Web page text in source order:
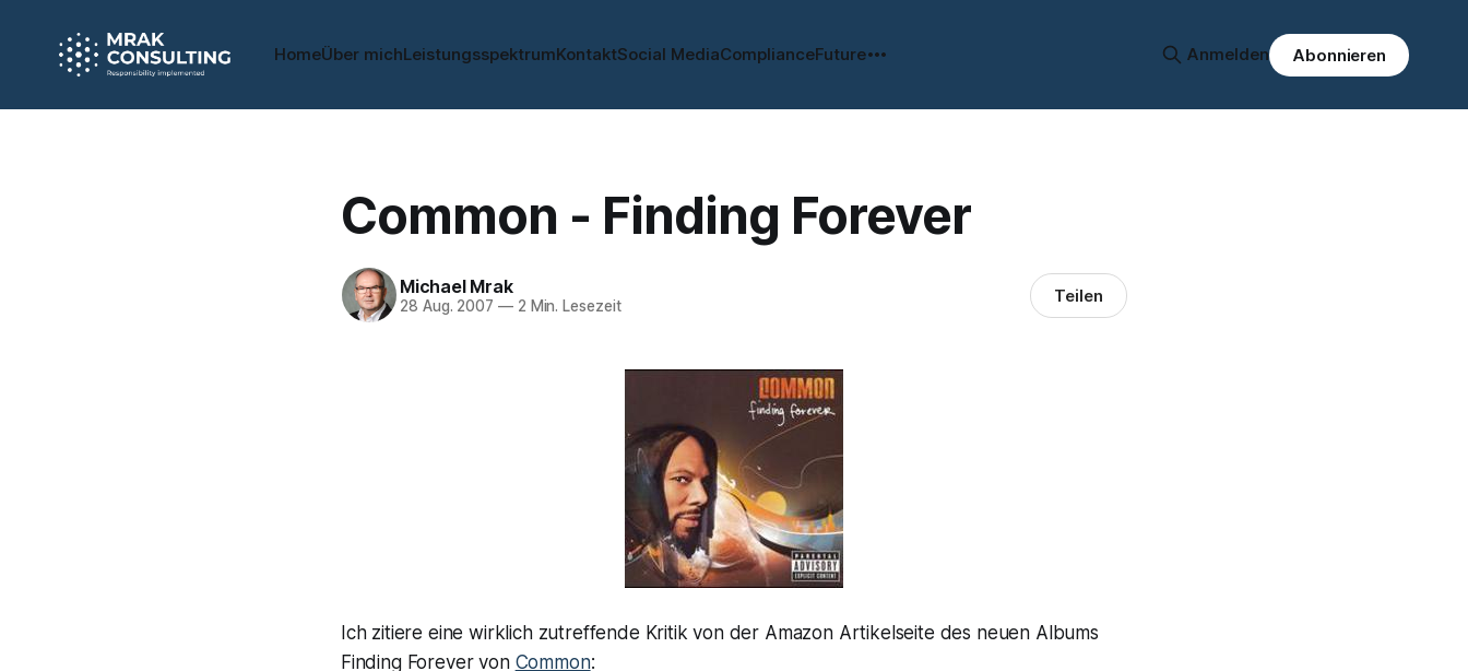
HomeÜber michLeistungsspektrumKontaktSocial MediaComplianceFuture Anmelden Abonnieren
Common - Finding Forever
Michael Mrak
28 Aug. 2007 —2 Min. Lesezeit Teilen
Ich zitiere eine wirklich zutreffende Kritik von der Amazon Artikelseite des neuen Albums
Finding Forever von Common: